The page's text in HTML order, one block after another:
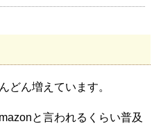
どん増えています。
と言われるくらい普及